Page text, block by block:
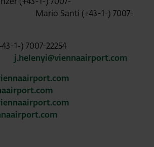
Mario Santi (+43-1-) 7007-
1-) 7007-22254
j.helenyi@viennaairport.com